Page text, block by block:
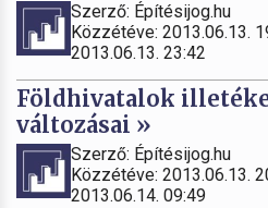
Szerző: Építésijog.hu
Közzétéve: 2013.06.13.
2013.06.13. 23:42
Földhivatalok
változásai »
Szerző: Építésijog.hu
Közzétéve: 2013.06.13.
2013.06.14. 09:49